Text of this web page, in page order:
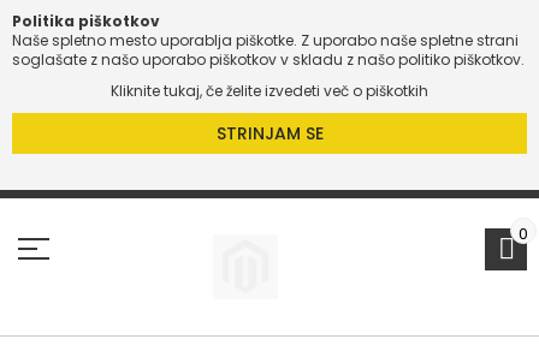
Politika piškotkov
Naše spletno mesto uporablja piškotke. Z uporabo naše spletne strani
soglašate z našo uporabo piškotkov v skladu z našo politiko piškotkov.
Kliknite tukaj, če želite izvedeti več o piškotkih
STRINJAM SE
Preskoči
0